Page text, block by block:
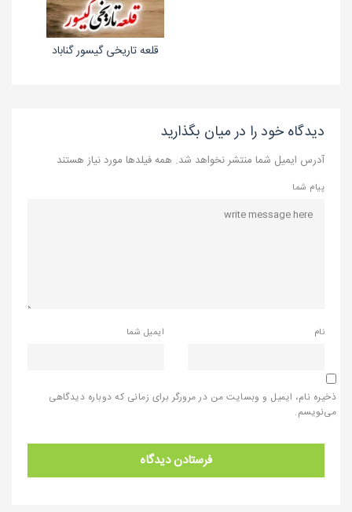
قلعه تاریخی گیسور گناباد
دیدگاه خود را در میان بگذارید
آدرس ایمیل شما منتشر نخواهد شد. همه فیلدها مورد نیاز هستند
پیام شما
نام ایمیل شما
ذخیره نام، ایمیل و وبسایت من در مرورگر برای زمانی که دوباره دیدگاهی
می‌نویسم.